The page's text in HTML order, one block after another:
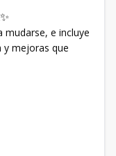
mudarse, e incluye
y mejoras que